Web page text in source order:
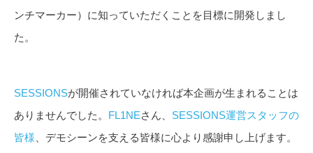
ンチマーカー）に知っていただくことを目標に開発しまし
た。
SESSIONSが開催されていなければ本企画が生まれることは
ありませんでした。 FL1NEさん、 SESSIONS運営スタッフの
皆様 、デモシーンを支える皆様に心より感謝申し上げます。